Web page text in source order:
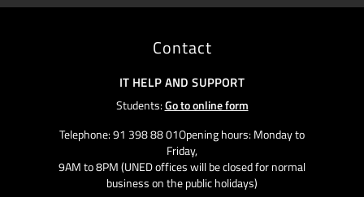
Contact
IT HELP AND SUPPORT
Students:Go to online form
Telephone: 91 398 88 01Opening hours: Monday to
Friday,
9AM to 8PM (UNED offices will be closed for normal
business on the public holidays)